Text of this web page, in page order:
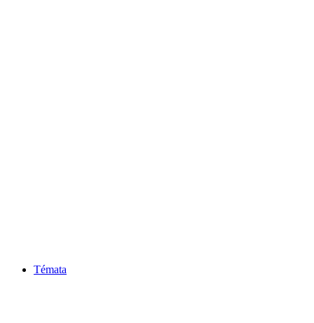
Témata